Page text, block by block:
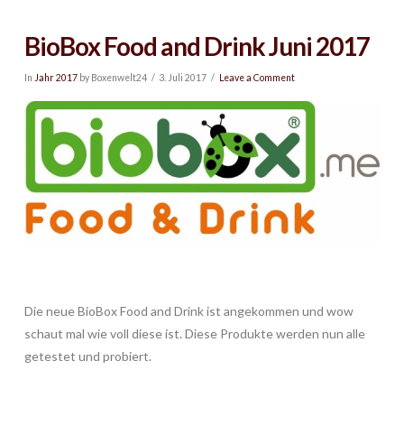
BioBox Food and Drink Juni 2017
In Jahr 2017by Boxenwelt24 3. Juli 2017 Leave a Comment
Die neue BioBox Food and Drink ist angekommen und wow
schaut mal wie voll diese ist. Diese Produkte werden nun alle
getestet und probiert.